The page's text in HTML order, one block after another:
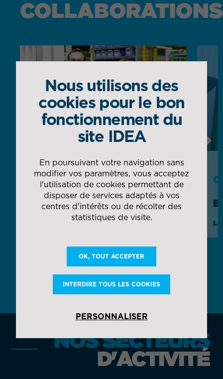
COLLABORATIONS
CAS CLIENT
AIRBUS
Gestion globale des magasins et flux
NOS SECTEURS
D'ACTIVITÉ
Nous utilisons des
cookies pour le bon
fonctionnement du
site IDEA
En poursuivant votre navigation sans
modifier vos paramètres, vous acceptez
l'utilisation de cookies permettant de
disposer de services adaptés à vos
centres d'intérêts ou de récolter des
statistiques de visite.
OK, TOUT ACCEPTER
INTERDIRE TOUS LES COOKIES
PERSONNALISER